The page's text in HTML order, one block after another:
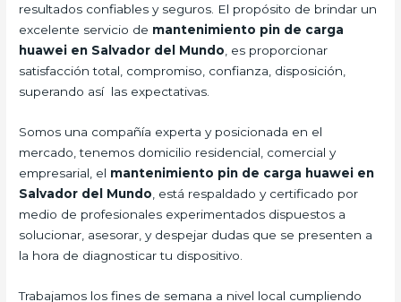
resultados confiables y seguros. El propósito de brindar un
excelente servicio de mantenimiento pin de carga
huawei en Salvador del Mundo , es proporcionar
satisfacción total, compromiso, confianza, disposición,
superando así las expectativas.
Somos una compañía experta y posicionada en el
mercado, tenemos domicilio residencial, comercial y
empresarial, el mantenimiento pin de carga huawei en
Salvador del Mundo , está respaldado y certificado por
medio de profesionales experimentados dispuestos a
solucionar, asesorar, y despejar dudas que se presenten a
la hora de diagnosticar tu dispositivo.
Trabajamos los fines de semana a nivel local cumpliendo